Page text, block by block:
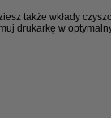
także wkłady
drukarkę w